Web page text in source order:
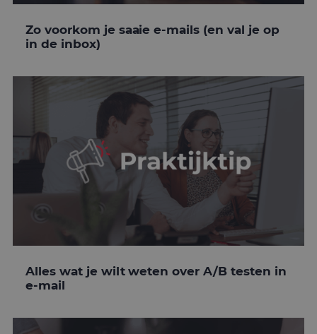
Zo voorkom je saaie e-mails (en val je op
in de inbox)
Alles wat je wilt weten over A/B testen in
e-mail